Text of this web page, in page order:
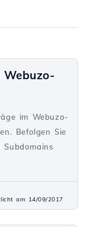
Webuzo-
im Webuzo-
Befolgen Sie
am 14/09/2017